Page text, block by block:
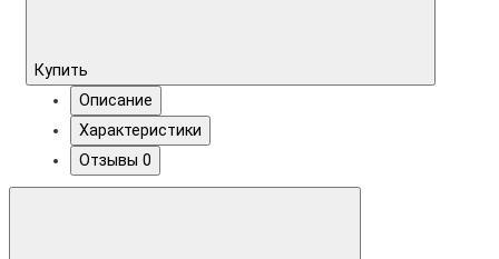
Купить
Описание
Характеристики
Отзывы 0